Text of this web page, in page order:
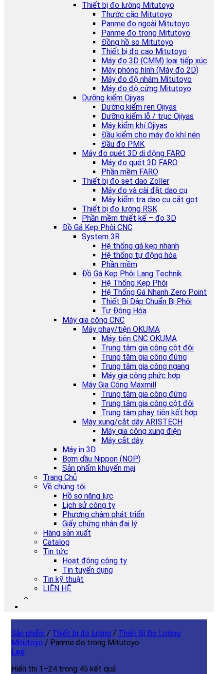
Thiết bị đo lường Mitutoyo
Thước cặp Mitutoyo
Panme đo ngoài Mitutoyo
Panme đo trong Mitutoyo
Đồng hồ so Mitutoyo
Thiết bị đo cao Mitutoyo
Máy đo 3D (CMM) loại tiếp xúc
Máy phóng hình (Máy đo 2D)
Máy đo độ nhám Mitutoyo
Máy đo độ cứng Mitutoyo
Dưỡng kiểm Ojiyas
Dưỡng kiểm ren Ojiyas
Dưỡng kiểm lỗ / trục Ojiyas
Máy kiểm khí Ojiyas
Đầu kiểm cho máy đo khí nén
Đầu đo PMK
Máy đo quét 3D di động FARO
Máy đo quét 3D FARO
Phần mềm FARO
Thiết bị đo set dao Zoller
Máy đo và cài đặt dao cụ
Máy kiểm tra dao cụ cắt gọt
Thiết bị đo lường RSK
Phần mềm thiết kế – đo 3D
Đồ Gá Kẹp Phôi CNC
System 3R
Hệ thống gá kẹp nhanh
Hệ thống tự động hóa
Phần mềm
Đồ Gá Kẹp Phôi Lang Technik
Hệ Thống Kẹp Phôi
Hệ Thống Gá Nhanh Zero Point
Thiết Bị Dập Chuẩn Bị Phôi
Tự Động Hóa
Máy gia công CNC
Máy phay/tiện OKUMA
Máy tiện CNC OKUMA
Trung tâm gia công cột đôi
Trung tâm gia công đứng
Trung tâm gia công ngang
Máy gia công phức hợp
Máy Gia Công Maxmill
Trung tâm gia công đứng
Trung tâm gia công cột đôi
Trung tâm phay tiện kết hợp
Máy xung/cắt dây ARISTECH
Máy gia công xung điện
Máy cắt dây
Máy in 3D
Bơm dầu Nippon (NOP)
Sản phẩm khuyến mại
Trang Chủ
Về chúng tôi
Hồ sơ năng lực
Lịch sử công ty
Phương châm phát triển
Giấy chứng nhận đại lý
Hãng sản xuất
Catalog
Tin tức
Hoạt động công ty
Tin tuyển dụng
Tin kỹ thuật
LIÊN HỆ
Sản phẩm / Thiết bị đo lường / Thiết Bị Đo Lường
Mitutoyo / Panme đo trong Mitutoyo
Lọc
Hiển thị 1–24 trong 45 kết quả